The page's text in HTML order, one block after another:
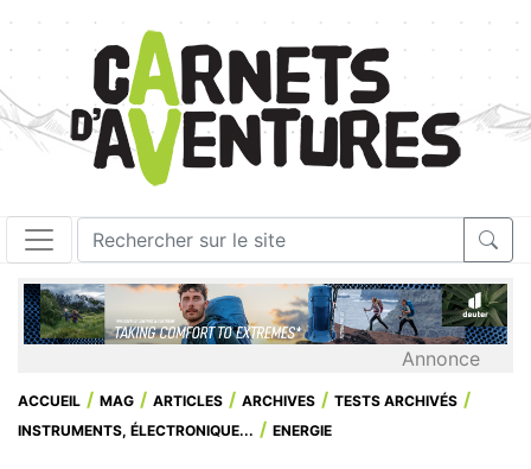
Annonce
ACCUEIL MAG ARTICLES ARCHIVES
TESTS ARCHIVÉS
INSTRUMENTS, ÉLECTRONIQUE...
ENERGIE